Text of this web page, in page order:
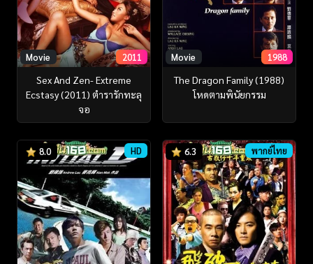
Movie 2011
Sex And Zen- Extreme
Ecstasy (2011) ตำรารักทะลุ
จอ
Movie 1988
The Dragon Family (1988)
โหดตามพินัยกรรม
8.0 HD 6.3 พากย์ไทย